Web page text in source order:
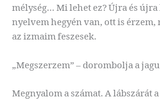
mélység… Mi lehet ez? Újra és
nyelvem hegyén van, ott is érzem,
az izmaim feszesek.
„Megszerzem” – dorombolja a
Megnyalom a számat. A lábszárát